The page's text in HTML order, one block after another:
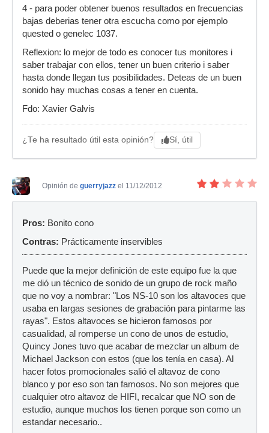
4 - para poder obtener buenos resultados en frecuencias
bajas deberias tener otra escucha como por ejemplo
quested o genelec 1037.
Reflexion: lo mejor de todo es conocer tus monitores i
saber trabajar con ellos, tener un buen criterio i saber
hasta donde llegan tus posibilidades. Deteas de un buen
sonido hay muchas cosas a tener en cuenta.
Fdo: Xavier Galvis
¿Te ha resultado útil esta opinión? Sí, útil
Opinión de guerryjazz el 11/12/2012
Pros: Bonito cono
Contras: Prácticamente inservibles
Puede que la mejor definición de este equipo fue la que
me dió un técnico de sonido de un grupo de rock maño
que no voy a nombrar: "Los NS-10 son los altavoces que
usaba en largas sesiones de grabación para pintarme las
rayas". Estos altavoces se hicieron famosos por
casualidad, al romperse un cono de unos de estudio,
Quincy Jones tuvo que acabar de mezclar un album de
Michael Jackson con estos (que los tenía en casa). Al
hacer fotos promocionales salió el altavoz de cono
blanco y por eso son tan famosos. No son mejores que
cualquier otro altavoz de HIFI, recalcar que NO son de
estudio, aunque muchos los tienen porque son como un
estandar necesario..